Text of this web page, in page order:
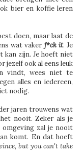
bier en koffie leren
doen, maar laat de
wat vaker f*ck it. Je
kan zijn. Je hoeft niet
jezelf ook al eens leuk
vindt, wees niet te
alles en iedereen,
nodig.
jaren trouwens wat
nooit. Zeker als je
zal je nooit
komt. En dat hoeft
but you can't take